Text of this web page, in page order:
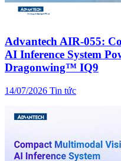
Advantech AIR-055:
AI Inference System
Dragonwing™ IQ9
14/07/2026 Tin tức